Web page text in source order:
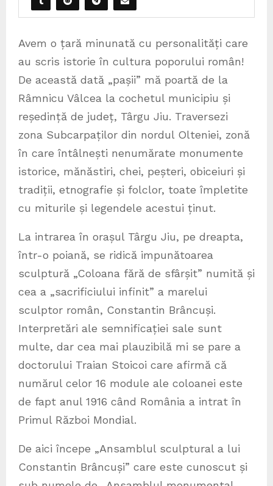
Avem o țară minunată cu personalități care
au scris istorie în cultura poporului român!
De această dată „pașii” mă poartă de la
Râmnicu Vâlcea la cochetul municipiu și
reședință de județ, Târgu Jiu. Traversezi
zona Subcarpaților din nordul Olteniei, zonă
în care întâlnești nenumărate monumente
istorice, mănăstiri, chei, peșteri, obiceiuri și
tradiții, etnografie și folclor, toate împletite
cu miturile și legendele acestui ținut.
La intrarea în orașul Târgu Jiu, pe dreapta,
într-o poiană, se ridică impunătoarea
sculptură „Coloana fără de sfârșit” numită și
cea a „sacrificiului infinit” a marelui
sculptor român, Constantin Brâncuși.
Interpretări ale semnificației sale sunt
multe, dar cea mai plauzibilă mi se pare a
doctorului Traian Stoicoi care afirmă că
numărul celor 16 module ale coloanei este
de fapt anul 1916 când România a intrat în
Primul Război Mondial.
De aici începe „Ansamblul sculptural a lui
Constantin Brâncuși” care este cunoscut și